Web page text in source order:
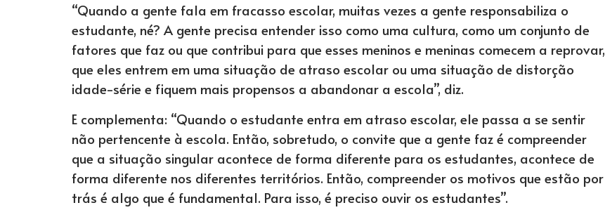
“Quando a gente fala em fracasso escolar, muitas vezes a gente responsabiliza o
estudante, né? A gente precisa entender isso como uma cultura, como um conjunto de
fatores que faz ou que contribui para que esses meninos e meninas comecem a reprovar,
que eles entrem em uma situação de atraso escolar ou uma situação de distorção
idade-série e fiquem mais propensos a abandonar a escola”, diz.
E complementa: “Quando o estudante entra em atraso escolar, ele passa a se sentir
não pertencente à escola. Então, sobretudo, o convite que a gente faz é compreender
que a situação singular acontece de forma diferente para os estudantes, acontece de
forma diferente nos diferentes territórios. Então, compreender os motivos que estão por
trás é algo que é fundamental. Para isso, é preciso ouvir os estudantes”.